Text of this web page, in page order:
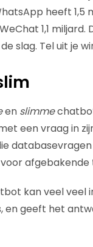
heeft 1,5
1,1
slag. Tel uit je
en slimme
een vraag in
afgebakende
kan veel veel
en geeft het